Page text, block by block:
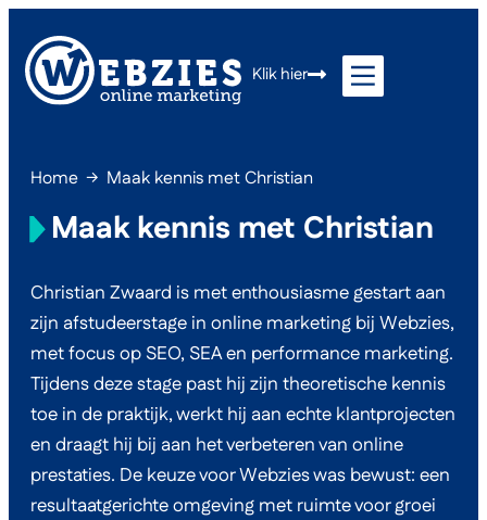
Klik hier
Home → Maak kennis met Christian
Maak kennis met Christian
Christian Zwaard is met enthousiasme gestart aan
zijn afstudeerstage in online marketing bij Webzies,
met focus op SEO, SEA en performance marketing.
Tijdens deze stage past hij zijn theoretische kennis
toe in de praktijk, werkt hij aan echte klantprojecten
en draagt hij bij aan het verbeteren van online
prestaties. De keuze voor Webzies was bewust: een
resultaatgerichte omgeving met ruimte voor groei